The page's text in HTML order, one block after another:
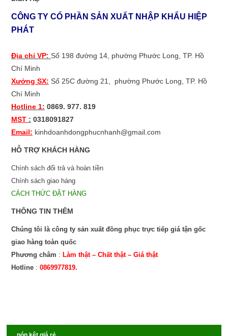
CÔNG TY CỔ PHẦN SẢN XUẤT NHẬP KHẨU HIỆP
PHÁT
Địa chỉ VP: Số 198 đường 14, phường Phước Long, TP. Hồ
Chí Minh
Xưởng SX: Số 25C đường 21,
phường Phước Long, TP. Hồ
Chí Minh
Hotline 1: 0869. 977. 819
MST : 0318091827
Email: kinhdoanhdongphucnhanh@gmail.com
HỖ TRỢ KHÁCH HÀNG
Chính sách đổi trả và hoàn tiền
Chính sách giao hàng
CÁCH THỨC ĐẶT HÀNG
THÔNG TIN THÊM
Chúng tôi là công ty sản xuất đồng phục trực tiếp giá tận gốc
giao hàng toàn quốc
Phương châm : Làm thật – Chất thật – Giá thật
Hotline: 0869977819.